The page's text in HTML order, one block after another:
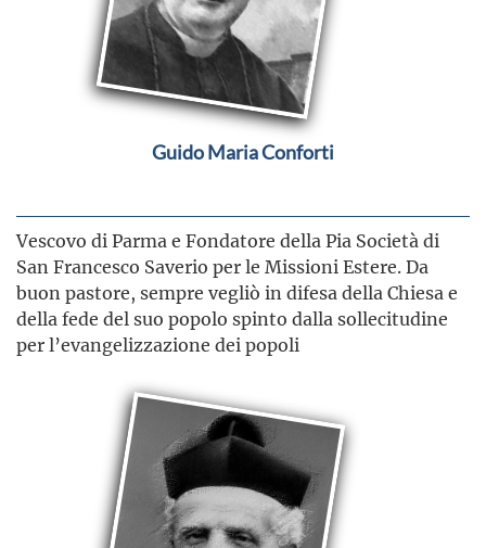
Guido Maria Conforti
Vescovo di Parma e Fondatore della Pia Società di
San Francesco Saverio per le Missioni Estere. Da
buon pastore, sempre vegliò in difesa della Chiesa e
della fede del suo popolo spinto dalla sollecitudine
per l’evangelizzazione dei popoli